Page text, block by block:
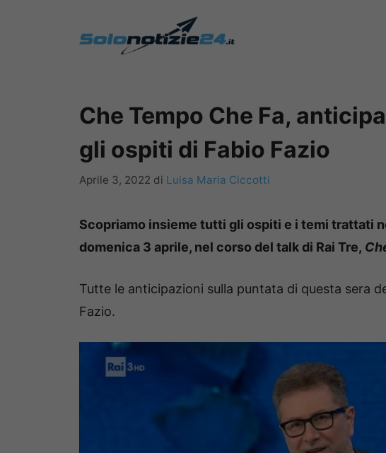
Che Tempo Che Fa,
gli ospiti di Fabio Fazio
Aprile 3, 2022 di Luisa Maria Ciccotti
Scopriamo insieme tutti gli ospiti e i temi trattati
domenica 3 aprile, nel corso del talk di Rai Tre,
Tutte le anticipazioni sulla puntata di questa sera
Fazio.